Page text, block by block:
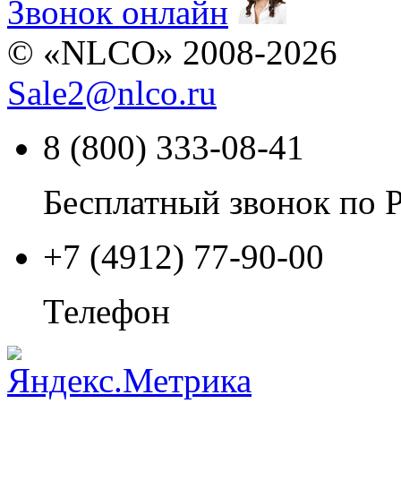
Звонок онлайн
© «NLCO» 2008-2026
Sale2@nlco.ru
8 (800) 333-08-41
Бесплатный звонок по
+7 (4912) 77-90-00
Телефон